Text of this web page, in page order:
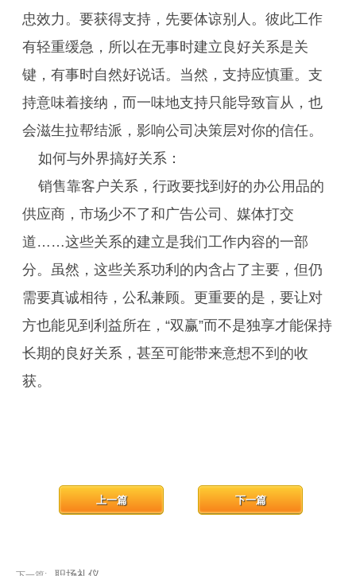
忠效力。要获得支持，先要体谅别人。彼此工作
有轻重缓急，所以在无事时建立良好关系是关
键，有事时自然好说话。当然，支持应慎重。支
持意味着接纳，而一味地支持只能导致盲从，也
会滋生拉帮结派，影响公司决策层对你的信任。
如何与外界搞好关系：
销售靠客户关系，行政要找到好的办公用品的
供应商，市场少不了和广告公司、媒体打交
道……这些关系的建立是我们工作内容的一部
分。虽然，这些关系功利的内含占了主要，但仍
需要真诚相待，公私兼顾。更重要的是，要让对
方也能见到利益所在，“双赢”而不是独享才能保持
长期的良好关系，甚至可能带来意想不到的收
获。
下一篇
上一篇